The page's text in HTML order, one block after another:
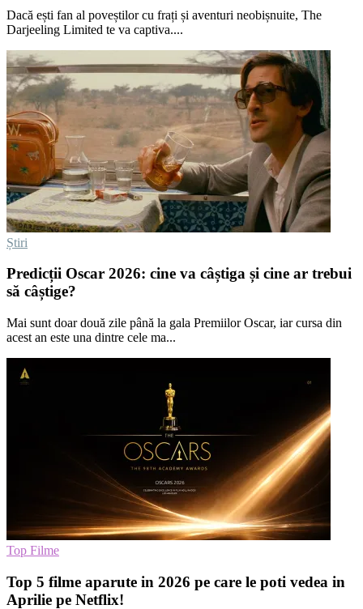
Dacă ești fan al poveștilor cu frați și aventuri neobișnuite, The
Darjeeling Limited te va captiva....
Știri
Predicții Oscar 2026: cine va câștiga și cine ar trebui
să câștige?
Mai sunt doar două zile până la gala Premiilor Oscar, iar cursa din
acest an este una dintre cele ma...
Top Filme
Top 5 filme aparute in 2026 pe care le poti vedea in
Aprilie pe Netflix!